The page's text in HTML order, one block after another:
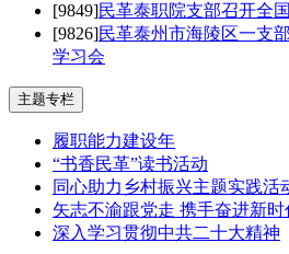
[9849]民革泰职院支部召开全
[9826]民革泰州市海陵区一支
学习会
主题专栏
履职能力建设年
“书香民革”读书活动
同心助力乡村振兴主题实践活
矢志不渝跟党走 携手奋进新时
深入学习贯彻中共二十大精神